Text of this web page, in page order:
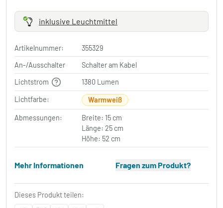
inklusive Leuchtmittel
Artikelnummer:
355329
An-/Ausschalter
Schalter am Kabel
Lichtstrom
1380 Lumen
Lichtfarbe: Warmweiß
Abmessungen:
Breite: 15 cm
Länge: 25 cm
Höhe: 52 cm
Mehr Informationen Fragen zum Produkt?
Dieses Produkt teilen: